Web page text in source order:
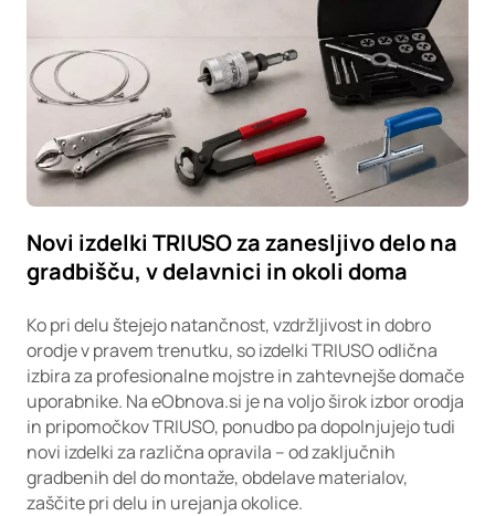
Novi izdelki TRIUSO za zanesljivo delo na
gradbišču, v delavnici in okoli doma
Ko pri delu štejejo natančnost, vzdržljivost in dobro
orodje v pravem trenutku, so izdelki TRIUSO odlična
izbira za profesionalne mojstre in zahtevnejše domače
uporabnike. Na eObnova.si je na voljo širok izbor orodja
in pripomočkov TRIUSO, ponudbo pa dopolnjujejo tudi
novi izdelki za različna opravila – od zaključnih
gradbenih del do montaže, obdelave materialov,
zaščite pri delu in urejanja okolice.